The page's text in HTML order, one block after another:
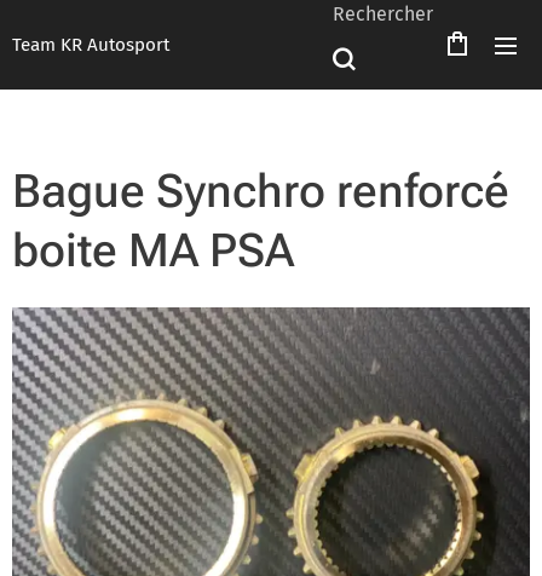
Team KR Autosport
Rechercher
Bague Synchro renforcé
boite MA PSA